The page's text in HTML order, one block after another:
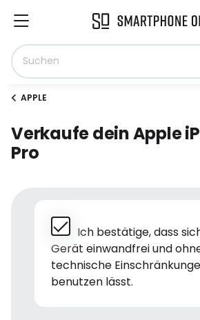
APPLE
Verkaufe dein Apple
Pro
Ich bestätige, dass
Gerät einwandfrei und
technische
benutzen lässt.